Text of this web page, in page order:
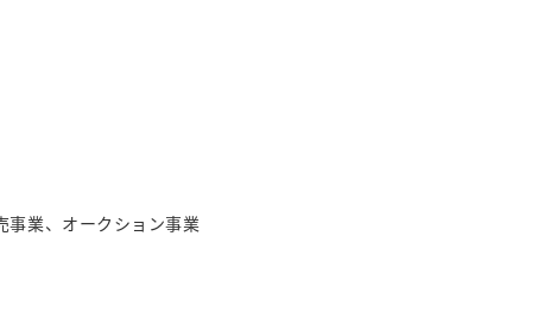
事業、オークション事業